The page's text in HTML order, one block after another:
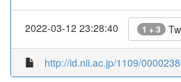
2022-03-12 23:28:40 1 + 3
http://id.nii.ac.jp/1109/